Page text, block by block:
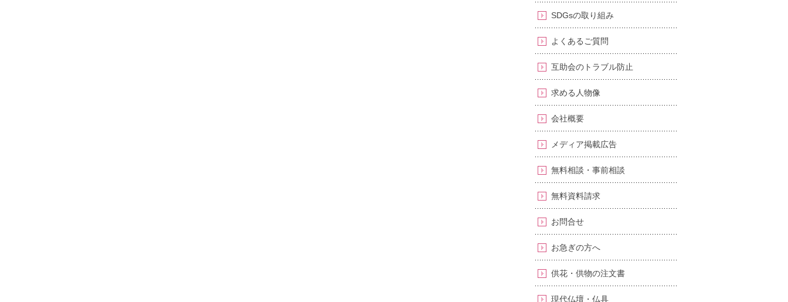
SDGsの取り組み
よくあるご質問
互助会のトラブル防止
求める人物像
会社概要
メディア掲載広告
無料相談・事前相談
無料資料請求
お問合せ
お急ぎの方へ
供花・供物の注文書
現代仏壇・仏具